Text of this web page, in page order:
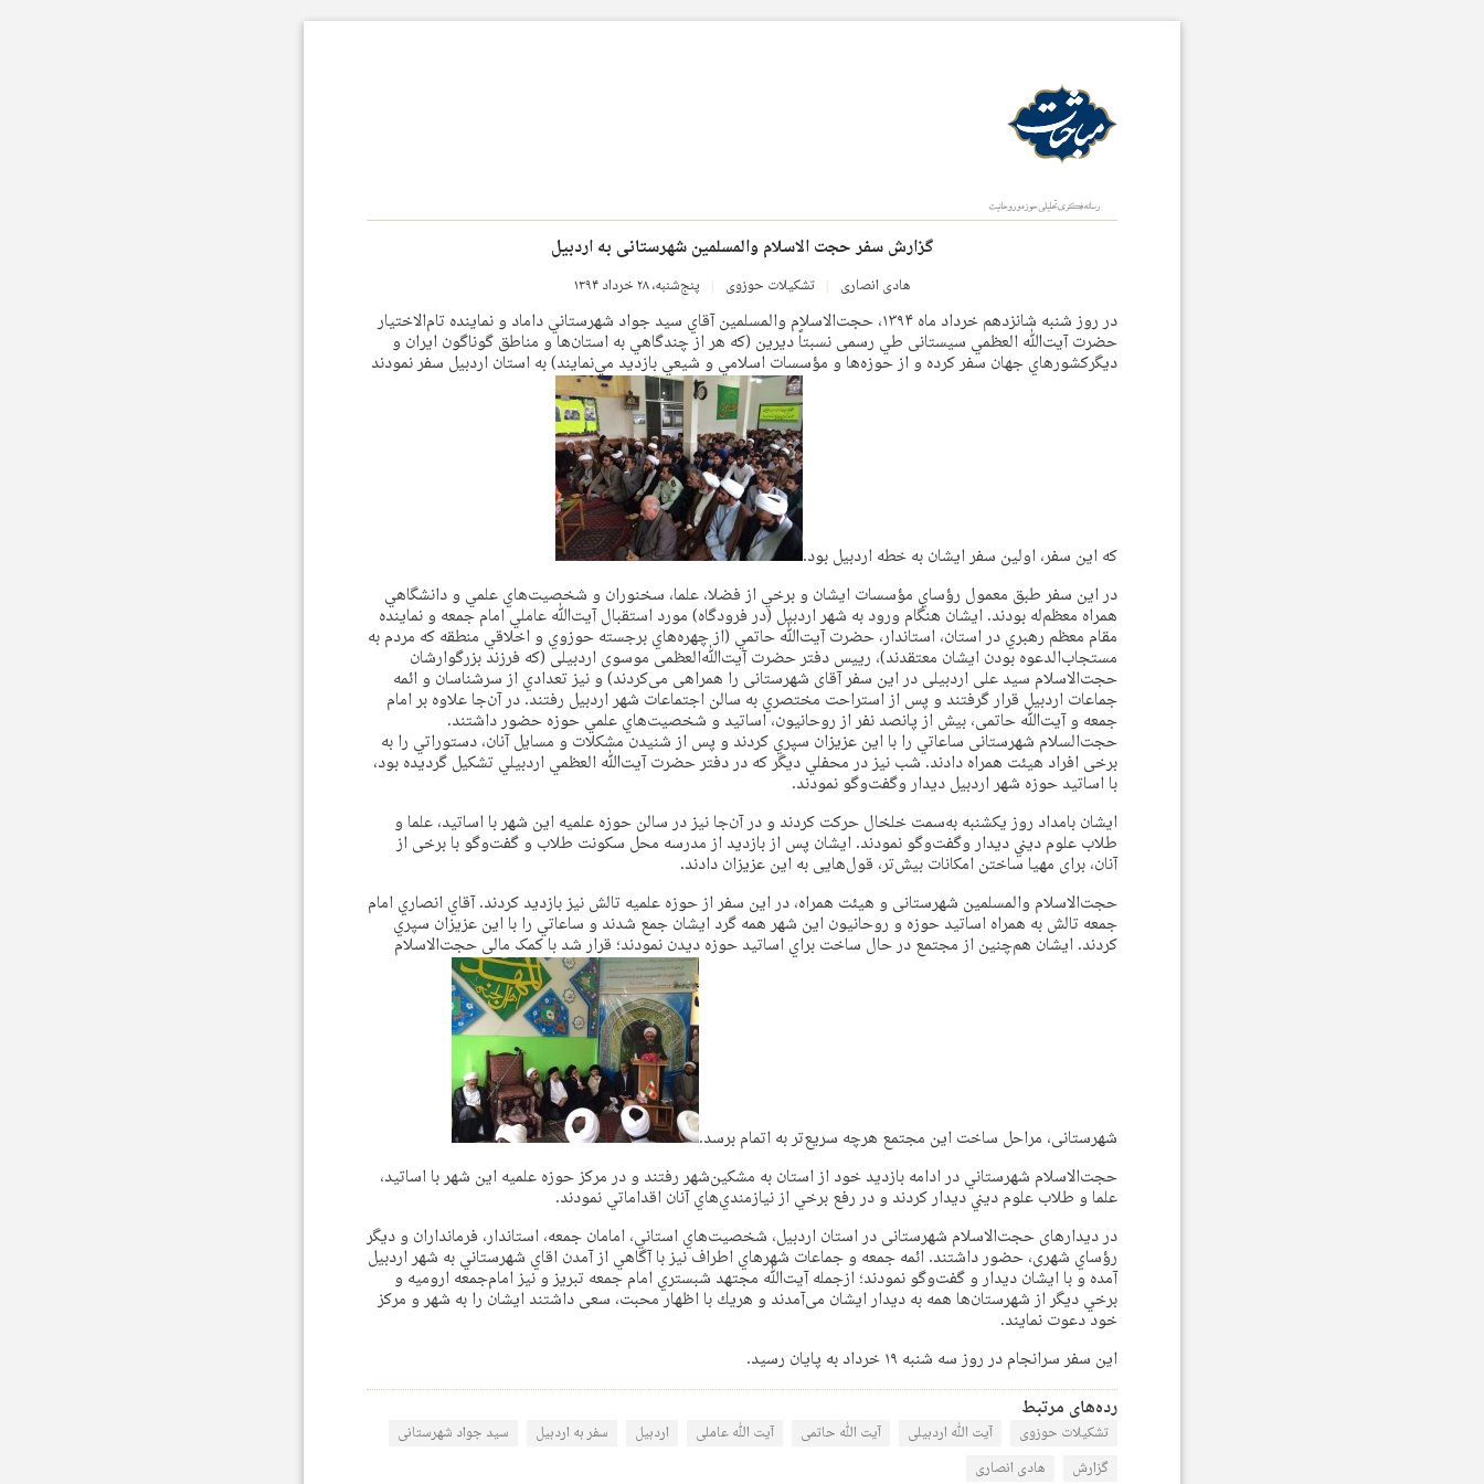
گزارش سفر حجت الاسلام والمسلمین شهرستانی به اردبیل
هادی انصاری تشکیلات حوزوی پنج‌شنبه، ۲۸ خرداد ۱۳۹۴
در روز شنبه شانزدهم خرداد ماه ۱۳۹۴، حجت‌الاسلام والمسلمين آقاي سيد جواد شهرستاني داماد و نماينده تام‌الاختيار
حضرت آيت‌ﷲ العظمي سیستانی طي رسمی نسبتاً دیرین (كه هر از چندگاهي به استان‌ها و مناطق گوناگون ايران و
ديگركشورهاي جهان سفر كرده و از حوزه‌ها و مؤسسات اسلامي و شيعي بازديد مي‌نمايند) به استان اردبيل سفر نمودند
که این سفر، اولین سفر ایشان به خطه اردبیل بود.
در اين سفر طبق معمول رؤساي مؤسسات ايشان و برخي از فضلا، علما، سخنوران و شخصيت‌هاي علمي و دانشگاهي
همراه معظم‌‌له بودند. ایشان هنگام ورود به شهر اردبيل (در فرودگاه) مورد استقبال آیت‌ﷲ عاملي امام جمعه و نماينده
مقام معظم رهبري در استان، استاندار، حضرت آیت‌ﷲ حاتمي (از چهره‌هاي برجسته حوزوي و اخلاقي منطقه که مردم به
مستجاب‌الدعوه بودن ایشان معتقدند)، رییس دفتر حضرت آیت‌ﷲ‌العظمی موسوی اردبیلی (که فرزند بزرگوارشان
حجت‌الاسلام سید علی اردبیلی در این سفر آقای شهرستانی را همراهی می‌کردند) و نيز تعدادي از سرشناسان و ائمه
جماعات اردبیل قرار گرفتند و پس از استراحت مختصري به سالن اجتماعات شهر اردبيل رفتند. در آن‌جا علاوه بر امام
جمعه و آیت‌ﷲ حاتمی، بيش از پانصد نفر از روحانيون، اساتيد و شخصيت‌هاي علمي حوزه حضور داشتند.
حجت‌السلام شهرستانی ساعاتي را با اين عزيزان سپري كردند و پس از شنیدن مشكلات و مسایل آنان، دستوراتي را به
برخی افراد هیئت همراه دادند. شب نيز در محفلي ديگر كه در دفتر حضرت آیت‌ﷲ العظمي اردبيلي تشكيل گرديده بود،
با اساتيد حوزه شهر اردبيل ديدار وگفت‌وگو نمودند.
ایشان بامداد روز يكشنبه به‌سمت خلخال حركت کردند و در آن‌جا نيز در سالن حوزه علميه اين شهر با اساتيد، علما و
طلاب علوم ديني ديدار وگفت‌وگو نمودند. ایشان پس از بازدید از مدرسه محل سكونت طلاب و گفت‌وگو با برخی از
آنان، برای مهيا ساختن امكانات بيش‌تر، قول‌هایی به این عزیزان دادند.
حجت‌الاسلام والمسلمین شهرستانی و هیئت همراه، در اين سفر از حوزه علميه تالش نيز بازدید کردند. آقاي انصاري امام
جمعه تالش به همراه اساتيد حوزه و روحانيون اين شهر همه گرد ايشان جمع شدند و ساعاتي را با اين عزيزان سپري
كردند. ایشان هم‌چنين از مجتمع در حال ساخت براي اساتيد حوزه ديدن نمودند؛ قرار شد با کمک مالی حجت‌الاسلام
شهرستانی، مراحل ساخت این مجتمع هرچه سریع‌تر به اتمام برسد.
حجت‌الاسلام شهرستاني در ادامه بازديد خود از استان به مشکین‌شهر رفتند و در مركز حوزه علمیه اين شهر با اساتيد،
علما و طلاب علوم ديني دیدار کردند و در رفع برخي از نيازمندي‌هاي آنان اقداماتي نمودند.
در دیدارهای حجت‌الاسلام شهرستانی در استان اردبیل، شخصيت‌هاي استاني، امامان جمعه، استاندار، فرمانداران و ديگر
رؤساي شهری، حضور داشتند. ائمه جمعه و جماعات شهرهاي اطراف نيز با آگاهي از آمدن اقاي شهرستاني به شهر اردبيل
آمده و با ايشان ديدار و گفت‌وگو نمودند؛ ازجمله آيت‌ﷲ مجتهد شبستري امام جمعه تبريز و نيز امام‌جمعه اروميه و
برخي ديگر از شهرستان‌ها همه به ديدار ايشان می‌آمدند و هريك با اظهار محبت، سعی داشتند ایشان را به شهر و مرکز
خود دعوت نمایند.
اين سفر سرانجام در روز سه شنبه ۱۹ خرداد به پايان رسيد.
رده‌های مرتبط
تشکیلات حوزوی آیت الله اردبیلی آیت الله حاتمی آیت الله عاملی اردبیل سفر به اردبیل
سید جواد شهرستانی
گزارش
هادی انصاری